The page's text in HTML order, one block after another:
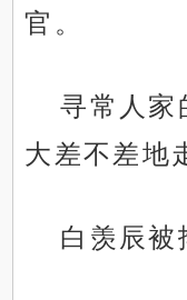
官。
寻常人家
大差不差地
白羡辰被